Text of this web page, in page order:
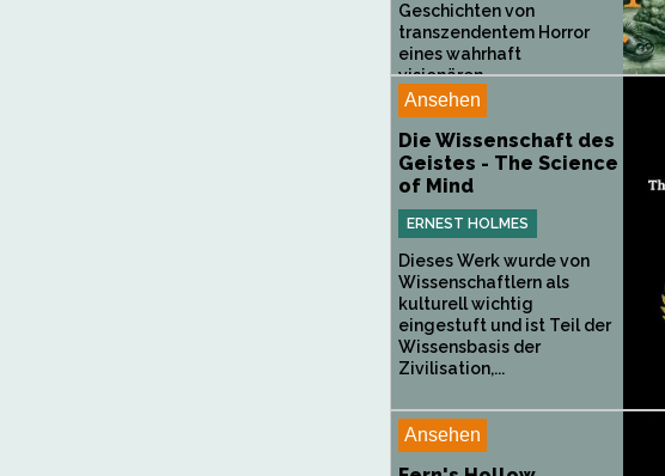
Geschichten von
transzendentem Horror
eines wahrhaft
visionären...
Ansehen
Die Wissenschaft des
Geistes - The Science
of Mind
ERNEST HOLMES
Dieses Werk wurde von
Wissenschaftlern als
kulturell wichtig
eingestuft und ist Teil der
Wissensbasis der
Zivilisation,...
Ansehen